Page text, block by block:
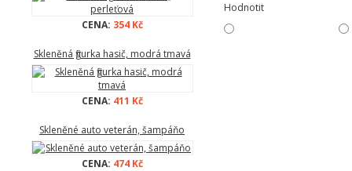
CENA: 354 Kč
Skleněná figurka hasič, modrá tmavá
CENA: 411 Kč
Skleněné auto veterán, šampáňo
CENA: 474 Kč
Hodnotit